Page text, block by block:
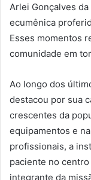
Arlei Gonçalves
ecumênica
Esses momentos
comunidade em
Ao longo dos
destacou por sua
crescentes da
equipamentos e
profissionais, a
paciente no
integrante da